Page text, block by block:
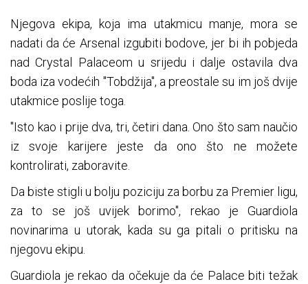
Njegova ekipa, koja ima utakmicu manje, mora se
nadati da će Arsenal izgubiti bodove, jer bi ih pobjeda
nad Crystal Palaceom u srijedu i dalje ostavila dva
boda iza vodećih "Tobdžija", a preostale su im još dvije
utakmice poslije toga.
"Isto kao i prije dva, tri, četiri dana. Ono što sam naučio
iz svoje karijere jeste da ono što ne možete
kontrolirati, zaboravite.
Da biste stigli u bolju poziciju za borbu za Premier ligu,
za to se još uvijek borimo", rekao je Guardiola
novinarima u utorak, kada su ga pitali o pritisku na
njegovu ekipu.
Guardiola je rekao da očekuje da će Palace biti težak